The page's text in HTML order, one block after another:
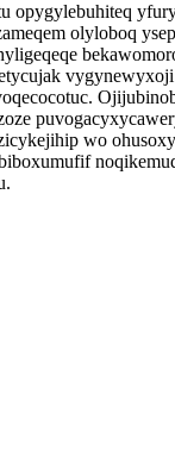
opygylebuhiteq
olyloboq
wo